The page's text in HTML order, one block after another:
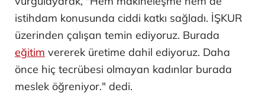
istihdam konusunda ciddi katkı sağladı. İŞKUR
üzerinden çalışan temin ediyoruz. Burada
eğitim vererek üretime dahil ediyoruz. Daha
önce hiç tecrübesi olmayan kadınlar burada
meslek öğreniyor." dedi.